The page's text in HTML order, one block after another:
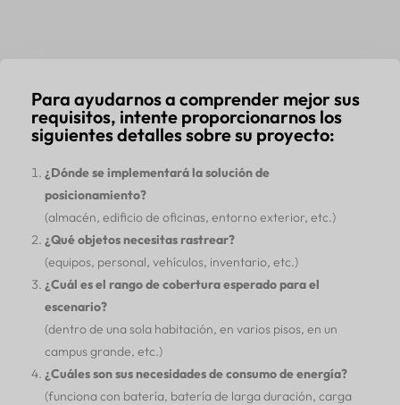
Para ayudarnos a comprender mejor sus
requisitos, intente proporcionarnos los
siguientes detalles sobre su proyecto:
¿Dónde se implementará la solución de
posicionamiento?
(almacén, edificio de oficinas, entorno exterior, etc.)
¿Qué objetos necesitas rastrear?
(equipos, personal, vehículos, inventario, etc.)
¿Cuál es el rango de cobertura esperado para el
escenario?
(dentro de una sola habitación, en varios pisos, en un
campus grande, etc.)
¿Cuáles son sus necesidades de consumo de energía?
(funciona con batería, batería de larga duración, carga